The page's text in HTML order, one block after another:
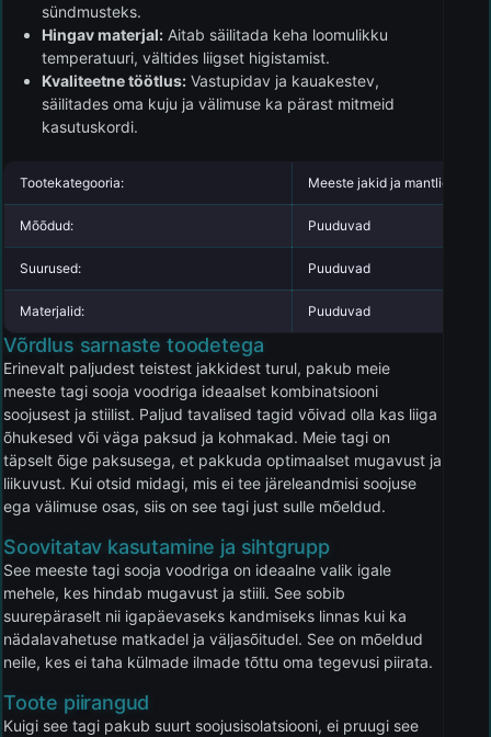
sündmusteks.
Hingav materjal: Aitab säilitada keha loomulikku
temperatuuri, vältides liigset higistamist.
Kvaliteetne töötlus: Vastupidav ja kauakestev,
säilitades oma kuju ja välimuse ka pärast mitmeid
kasutuskordi.
Tootekategooria: Meeste jakid ja mantlid
Mõõdud: Puuduvad
Suurused: Puuduvad
Materjalid: Puuduvad
Võrdlus sarnaste toodetega
Erinevalt paljudest teistest jakkidest turul, pakub meie
meeste tagi sooja voodriga ideaalset kombinatsiooni
soojusest ja stiilist. Paljud tavalised tagid võivad olla kas liiga
õhukesed või väga paksud ja kohmakad. Meie tagi on
täpselt õige paksusega, et pakkuda optimaalset mugavust ja
liikuvust. Kui otsid midagi, mis ei tee järeleandmisi soojuse
ega välimuse osas, siis on see tagi just sulle mõeldud.
Soovitatav kasutamine ja sihtgrupp
See meeste tagi sooja voodriga on ideaalne valik igale
mehele, kes hindab mugavust ja stiili. See sobib
suurepäraselt nii igapäevaseks kandmiseks linnas kui ka
nädalavahetuse matkadel ja väljasõitudel. See on mõeldud
neile, kes ei taha külmade ilmade tõttu oma tegevusi piirata.
Toote piirangud
Kuigi see tagi pakub suurt soojusisolatsiooni, ei pruugi see